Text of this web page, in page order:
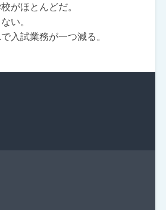
がほとんどだ。
い。
入試業務が一つ減る。